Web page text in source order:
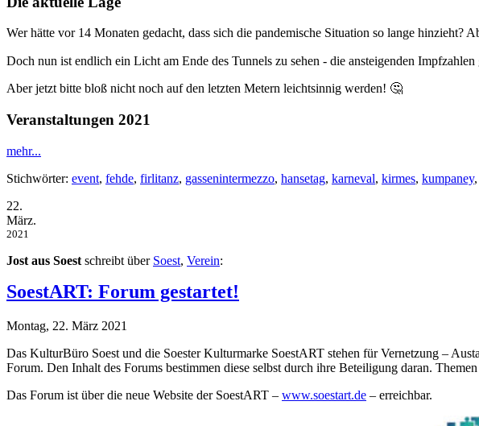
Wer hätte vor 14 Monaten gedacht, dass sich die pandemische Situation so lange
Doch nun ist endlich ein Licht am Ende des Tunnels zu sehen - die ansteigenden
Aber jetzt bitte bloß nicht noch auf den letzten Metern leichtsinnig werden! 🤔
Veranstaltungen 2021
mehr...
Stichwörter: event, fehde, firlitanz, gassenintermezzo, hansetag, karneval, kirmes, kumpaney,
22.
März.
2021
Jost aus Soest schreibt über Soest, Verein:
SoestART: Forum gestartet!
Montag, 22. März 2021
Das KulturBüro Soest und die Soester Kulturmarke SoestART stehen für Vernetzung –
Forum. Den Inhalt des Forums bestimmen diese selbst durch ihre Beteiligung daran.
Das Forum ist über die neue Website der SoestART – www.soestart.de – erreichbar.